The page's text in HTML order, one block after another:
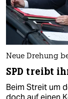
Neue Drehung
SPD treibt
Beim Streit um